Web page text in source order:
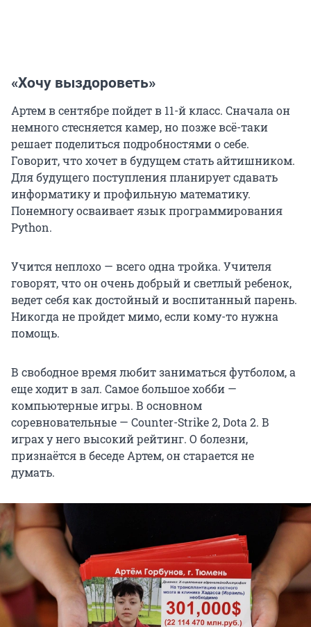
«Хочу выздороветь»
Артем в сентябре пойдет в 11-й класс. Сначала он
немного стесняется камер, но позже всё-таки
решает поделиться подробностями о себе.
Говорит, что хочет в будущем стать айтишником.
Для будущего поступления планирует сдавать
информатику и профильную математику.
Понемногу осваивает язык программирования
Python.
Учится неплохо — всего одна тройка. Учителя
говорят, что он очень добрый и светлый ребенок,
ведет себя как достойный и воспитанный парень.
Никогда не пройдет мимо, если кому-то нужна
помощь.
В свободное время любит заниматься футболом, а
еще ходит в зал. Самое большое хобби —
компьютерные игры. В основном
соревновательные — Counter-Strike 2, Dota 2. В
играх у него высокий рейтинг. О болезни,
признаётся в беседе Артем, он старается не
думать.